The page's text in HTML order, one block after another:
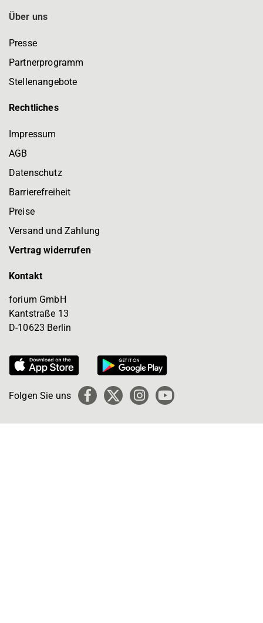
Über uns
Presse
Partnerprogramm
Stellenangebote
Rechtliches
Impressum
AGB
Datenschutz
Barrierefreiheit
Preise
Versand und Zahlung
Vertrag widerrufen
Kontakt
forium GmbH
Kantstraße 13
D-10623 Berlin
Folgen Sie uns Facebook
X
Instagram